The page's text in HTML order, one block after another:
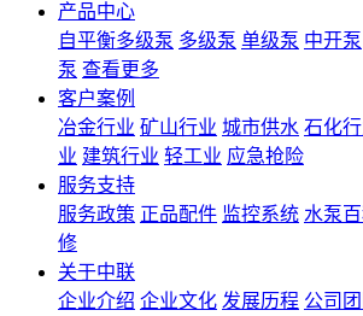
产品中心
自平衡多级泵 多级泵 单级泵 中开泵
泵 查看更多
客户案例
冶金行业 矿山行业 城市供水 石化
业 建筑行业 轻工业 应急抢险
服务支持
服务政策 正品配件 监控系统 水泵
修
关于中联
企业介绍 企业文化 发展历程 公司